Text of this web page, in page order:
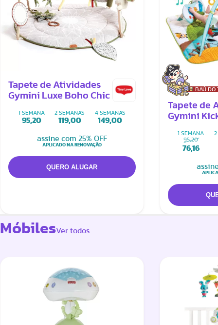
Tapete de Atividades
Gymini Luxe Boho Chic
1 SEMANA
95,20
2 SEMANAS
119,00
4 SEMANAS
149,00
assine com 25% OFF
APLICADO NA RENOVAÇÃO
BAÚ DO
Tapete de
Gymini
1 SEMANA
95,20
76,16
2
MóbilesVer todos